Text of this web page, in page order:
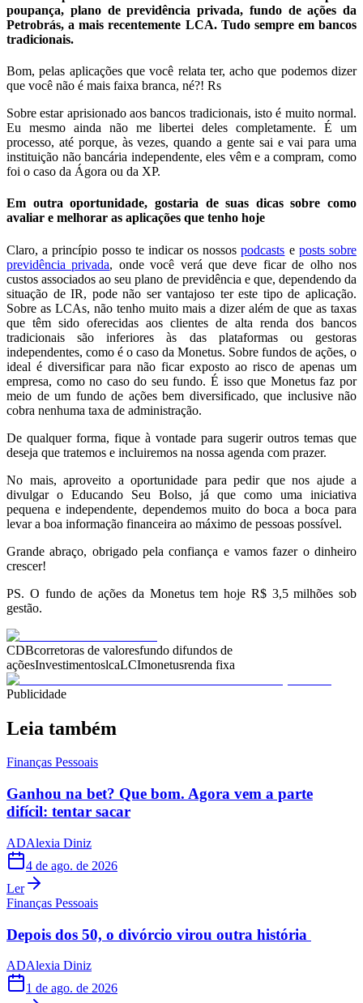
poupança, plano de previdência privada, fundo de ações da
Petrobrás, a mais recentemente LCA. Tudo sempre em bancos
tradicionais.
Bom, pelas aplicações que você relata ter, acho que podemos dizer
que você não é mais faixa branca, né?! Rs
Sobre estar aprisionado aos bancos tradicionais, isto é muito normal.
Eu mesmo ainda não me libertei deles completamente. É um
processo, até porque, às vezes, quando a gente sai e vai para uma
instituição não bancária independente, eles vêm e a compram, como
foi o caso da Ágora ou da XP.
Em outra oportunidade, gostaria de suas dicas sobre como
avaliar e melhorar as aplicações que tenho hoje
Claro, a princípio posso te indicar os nossospodcasts e posts sobre
previdência privada, onde você verá que deve ficar de olho nos
custos associados ao seu plano de previdência e que, dependendo da
situação de IR, pode não ser vantajoso ter este tipo de aplicação.
Sobre as LCAs, não tenho muito mais a dizer além de que as taxas
que têm sido oferecidas aos clientes de alta renda dos bancos
tradicionais são inferiores às das plataformas ou gestoras
independentes, como é o caso da Monetus. Sobre fundos de ações, o
ideal é diversificar para não ficar exposto ao risco de apenas um
empresa, como no caso do seu fundo. É isso que Monetus faz por
meio de um fundo de ações bem diversificado, que inclusive não
cobra nenhuma taxa de administração.
De qualquer forma, fique à vontade para sugerir outros temas que
deseja que tratemos e incluiremos na nossa agenda com prazer.
No mais, aproveito a oportunidade para pedir que nos ajude a
divulgar o Educando Seu Bolso, já que como uma iniciativa
pequena e independente, dependemos muito do boca a boca para
levar a boa informação financeira ao máximo de pessoas possível.
Grande abraço, obrigado pela confiança e vamos fazer o dinheiro
crescer!
PS. O fundo de ações da Monetus tem hoje R$ 3,5 milhões sob
gestão.
CDBcorretoras de valoresfundo difundos de
açõesInvestimentoslcaLCImonetusrenda fixa
Publicidade
Leia também
Finanças Pessoais
Ganhou na bet? Que bom. Agora vem a parte
difícil: tentar sacar
ADAlexia Diniz
4 de ago. de 2026
Ler
Finanças Pessoais
Depois dos 50, o divórcio virou outra história
ADAlexia Diniz
1 de ago. de 2026